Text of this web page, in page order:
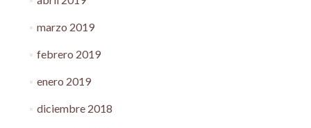
marzo 2019
febrero 2019
enero 2019
diciembre 2018